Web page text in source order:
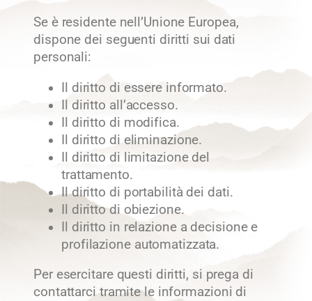
Se è residente nell’Unione Europea,
dispone dei seguenti diritti sui dati
personali:
Il diritto di essere informato.
Il diritto all’accesso.
Il diritto di modifica.
Il diritto di eliminazione.
Il diritto di limitazione del
trattamento.
Il diritto di portabilità dei dati.
Il diritto di obiezione.
Il diritto in relazione a decisione e
profilazione automatizzata.
Per esercitare questi diritti, si prega di
contattarci tramite le informazioni di